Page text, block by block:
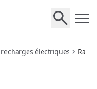
électriques Raid